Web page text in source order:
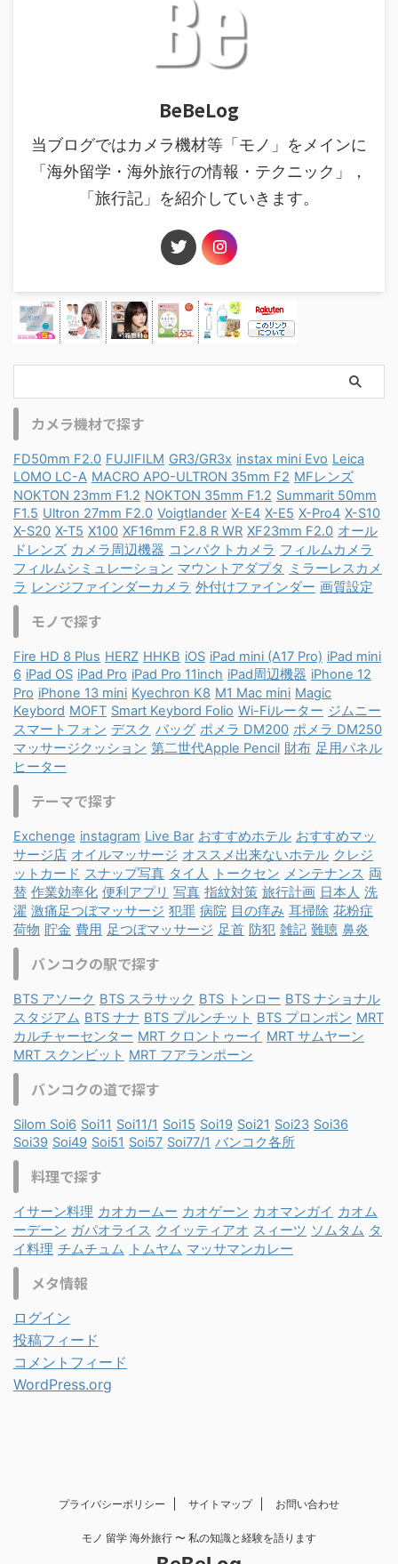
BeBeLog
当ブログではカメラ機材等「モノ」をメインに
「海外留学・海外旅行の情報・テクニック」，
「旅行記」を紹介していきます。
カメラ機材で探す
FD50mm F2.0 FUJIFILM GR3/GR3x instax mini Evo Leica
LOMO LC-A MACRO APO-ULTRON 35mm F2 MFレンズ
NOKTON 23mm F1.2 NOKTON 35mm F1.2 Summarit 50mm
F1.5 Ultron 27mm F2.0 Voigtlander X-E4 X-E5 X-Pro4 X-S10
X-S20 X-T5 X100 XF16mm F2.8 R WR XF23mm F2.0 オール
ドレンズ カメラ周辺機器 コンパクトカメラ フィルムカメラ
フィルムシミュレーション マウントアダプタ ミラーレスカメ
ラ レンジファインダーカメラ 外付けファインダー 画質設定
モノで探す
Fire HD 8 Plus HERZ HHKB iOS iPad mini (A17 Pro) iPad mini
6 iPad OS iPad Pro iPad Pro 11inch iPad周辺機器 iPhone 12
Pro iPhone 13 mini Kyechron K8 M1 Mac mini Magic
Keybord MOFT Smart Keybord Folio Wi-Fiルーター ジムニー
スマートフォン デスク バッグ ポメラ DM200 ポメラ DM250
マッサージクッション 第二世代Apple Pencil 財布 足用パネル
ヒーター
テーマで探す
Exchenge instagram Live Bar おすすめホテル おすすめマッ
サージ店 オイルマッサージ オススメ出来ないホテル クレジ
ットカード スナップ写真 タイ人 トークセン メンテナンス 両
替 作業効率化 便利アプリ 写真 指紋対策 旅行計画 日本人 洗
濯 激痛足つぼマッサージ 犯罪 病院 目の痒み 耳掃除 花粉症
荷物 貯金 費用 足つぼマッサージ 足首 防犯 雑記 難聴 鼻炎
バンコクの駅で探す
BTS アソーク BTS スラサック BTS トンロー BTS ナショナル
スタジアム BTS ナナ BTS プルンチット BTS プロンポン MRT
カルチャーセンター MRT クロントゥーイ MRT サムヤーン
MRT スクンビット MRT フアランポーン
バンコクの道で探す
Silom Soi6 Soi11 Soi11/1 Soi15 Soi19 Soi21 Soi23 Soi36
Soi39 Soi49 Soi51 Soi57 Soi77/1 バンコク各所
料理で探す
イサーン料理 カオカームー カオゲーン カオマンガイ カオム
ーデーン ガパオライス クイッティアオ スィーツ ソムタム タ
イ料理 チムチュム トムヤム マッサマンカレー
メタ情報
ログイン
投稿フィード
コメントフィード
WordPress.org
プライバシーポリシー サイトマップ お問い合わせ
モノ 留学 海外旅行 〜 私の知識と経験を語ります